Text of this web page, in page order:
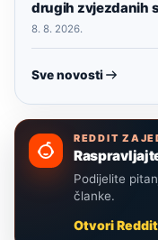
drugih zvjezdanih
8. 8. 2026.
Sve novosti
REDDIT
Podijelite
članke.
Otvori Reddit